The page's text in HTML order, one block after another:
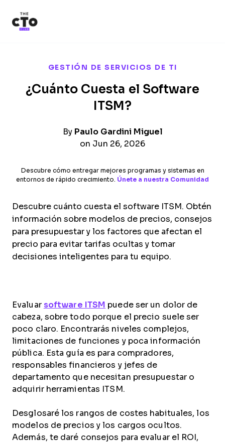
GESTIÓN DE SERVICIOS DE TI
¿Cuánto Cuesta el Software
ITSM?
By Paulo Gardini Miguel
on Jun 26, 2026
Descubre cómo entregar mejores programas y sistemas en
entornos de rápido crecimiento. Únete a nuestra Comunidad
Descubre cuánto cuesta el software ITSM. Obtén
información sobre modelos de precios, consejos
para presupuestar y los factores que afectan el
precio para evitar tarifas ocultas y tomar
decisiones inteligentes para tu equipo.
Evaluar software ITSM puede ser un dolor de
cabeza, sobre todo porque el precio suele ser
poco claro. Encontrarás niveles complejos,
limitaciones de funciones y poca información
pública. Esta guía es para compradores,
responsables financieros y jefes de
departamento que necesitan presupuestar o
adquirir herramientas ITSM.
Desglosaré los rangos de costes habituales, los
modelos de precios y los cargos ocultos.
Además, te daré consejos para evaluar el ROI,